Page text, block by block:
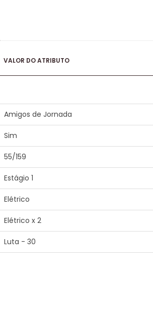
VALOR DO ATRIBUTO
Amigos de Jornada
Sim
55/159
Estágio 1
Elétrico
Elétrico x 2
Luta - 30